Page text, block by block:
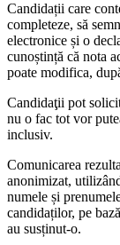
Candidații care
completeze, să
electronice și o
cunoștință că nota
poate modifica,
Candidaţii pot
nu o fac tot vor
inclusiv.
Comunicarea
anonimizat,
numele și
candidaților, pe
au susținut-o.